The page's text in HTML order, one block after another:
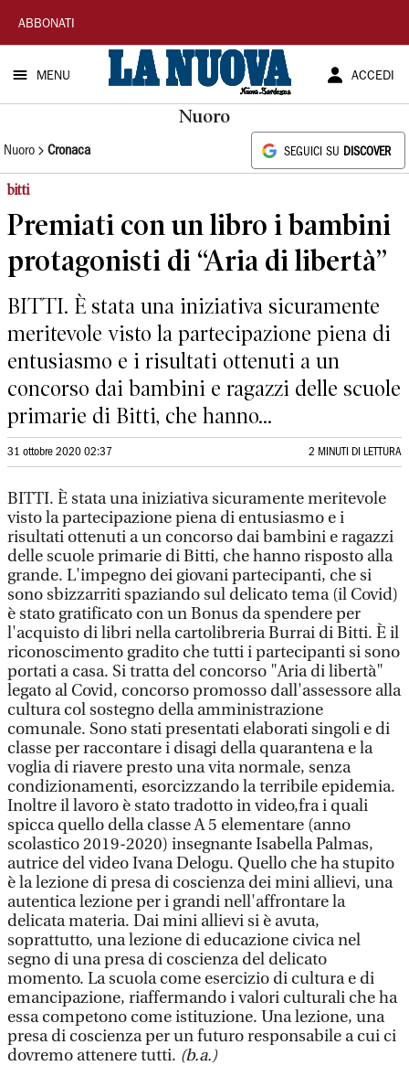
La
Nuova
Sardegna
ABBONATI
MENU ACCEDI
Nuoro
Nuoro Cronaca SEGUICI SU DISCOVER
bitti
Premiati con un libro i bambini
protagonisti di “Aria di libertà”
BITTI. È stata una iniziativa sicuramente
meritevole visto la partecipazione piena di
entusiasmo e i risultati ottenuti a un
concorso dai bambini e ragazzi delle scuole
primarie di Bitti, che hanno...
31 ottobre 2020 02:37 2 MINUTI DI LETTURA
BITTI. È stata una iniziativa sicuramente meritevole
visto la partecipazione piena di entusiasmo e i
risultati ottenuti a un concorso dai bambini e ragazzi
delle scuole primarie di Bitti, che hanno risposto alla
grande. L'impegno dei giovani partecipanti, che si
sono sbizzarriti spaziando sul delicato tema (il Covid)
è stato gratificato con un Bonus da spendere per
l'acquisto di libri nella cartolibreria Burrai di Bitti. È il
riconoscimento gradito che tutti i partecipanti si sono
portati a casa. Si tratta del concorso "Aria di libertà"
legato al Covid, concorso promosso dall'assessore alla
cultura col sostegno della amministrazione
comunale. Sono stati presentati elaborati singoli e di
classe per raccontare i disagi della quarantena e la
voglia di riavere presto una vita normale, senza
condizionamenti, esorcizzando la terribile epidemia.
Inoltre il lavoro è stato tradotto in video,fra i quali
spicca quello della classe A 5 elementare (anno
scolastico 2019-2020) insegnante Isabella Palmas,
autrice del video Ivana Delogu. Quello che ha stupito
è la lezione di presa di coscienza dei mini allievi, una
autentica lezione per i grandi nell'affrontare la
delicata materia. Dai mini allievi si è avuta,
soprattutto, una lezione di educazione civica nel
segno di una presa di coscienza del delicato
momento. La scuola come esercizio di cultura e di
emancipazione, riaffermando i valori culturali che ha
essa competono come istituzione. Una lezione, una
presa di coscienza per un futuro responsabile a cui ci
dovremo attenere tutti. (b.a.)